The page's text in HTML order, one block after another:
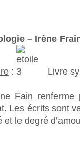
– Irène
:
Livre
Fain
Les écrits sont
et le degré